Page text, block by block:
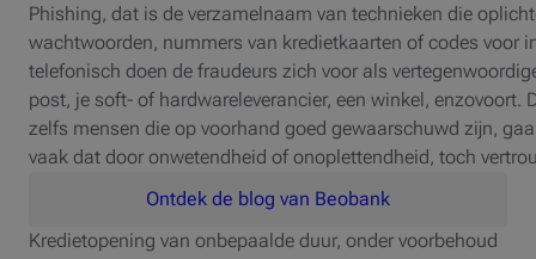
Phishing, dat is de verzamelnaam van technieken die
wachtwoorden, nummers van kredietkaarten of codes voor
telefonisch doen de fraudeurs zich voor als
post, je soft- of hardwareleverancier, een winkel,
zelfs mensen die op voorhand goed gewaarschuwd zijn,
vaak dat door onwetendheid of onoplettendheid, toch
Ontdek de blog van Beobank
Kredietopening van onbepaalde duur, onder voorbehoud